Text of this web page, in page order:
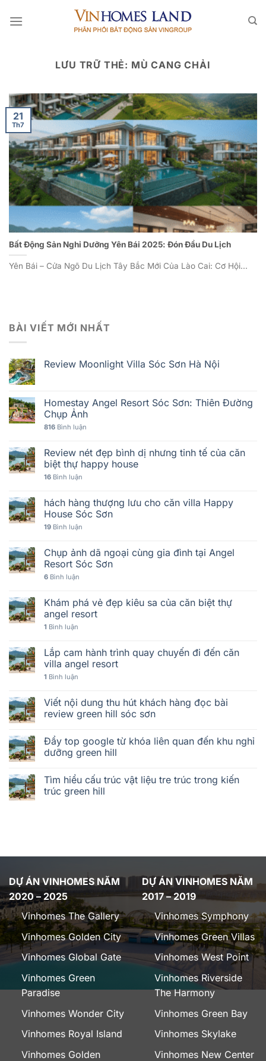
qua
LƯU TRỮ THẺ: MÙ CANG CHẢI
Bất Động Sản Nghỉ Dưỡng Yên Bái 2025: Đón Đầu Du Lịch
Yên Bái – Cửa Ngõ Du Lịch Tây Bắc Mới Của Lào Cai: Cơ Hội...
21
Th7
BÀI VIẾT MỚI NHẤT
Review Moonlight Villa Sóc Sơn Hà Nội
Homestay Angel Resort Sóc Sơn: Thiên Đường
Chụp Ảnh
816 Bình luận
Review nét đẹp bình dị nhưng tinh tế của căn
biệt thự happy house
16 Bình luận
hách hàng thượng lưu cho căn villa Happy
House Sóc Sơn
19 Bình luận
Chụp ảnh dã ngoại cùng gia đình tại Angel
Resort Sóc Sơn
6 Bình luận
Khám phá vẻ đẹp kiêu sa của căn biệt thự
angel resort
1 Bình luận
Lắp cam hành trình quay chuyến đi đến căn
villa angel resort
1 Bình luận
Viết nội dung thu hút khách hàng đọc bài
review green hill sóc sơn
Đẩy top google từ khóa liên quan đến khu nghỉ
dưỡng green hill
Tìm hiểu cấu trúc vật liệu tre trúc trong kiến
trúc green hill
DỰ ÁN VINHOMES NĂM
2020 – 2025
Vinhomes The Gallery
Vinhomes Golden City
Vinhomes Global Gate
Vinhomes Green
Paradise
Vinhomes Wonder City
Vinhomes Royal Island
Vinhomes Golden
DỰ ÁN VINHOMES NĂM
2017 – 2019
Vinhomes Symphony
Vinhomes Green Villas
Vinhomes West Point
Vinhomes Riverside
The Harmony
Vinhomes Green Bay
Vinhomes Skylake
Vinhomes New Center